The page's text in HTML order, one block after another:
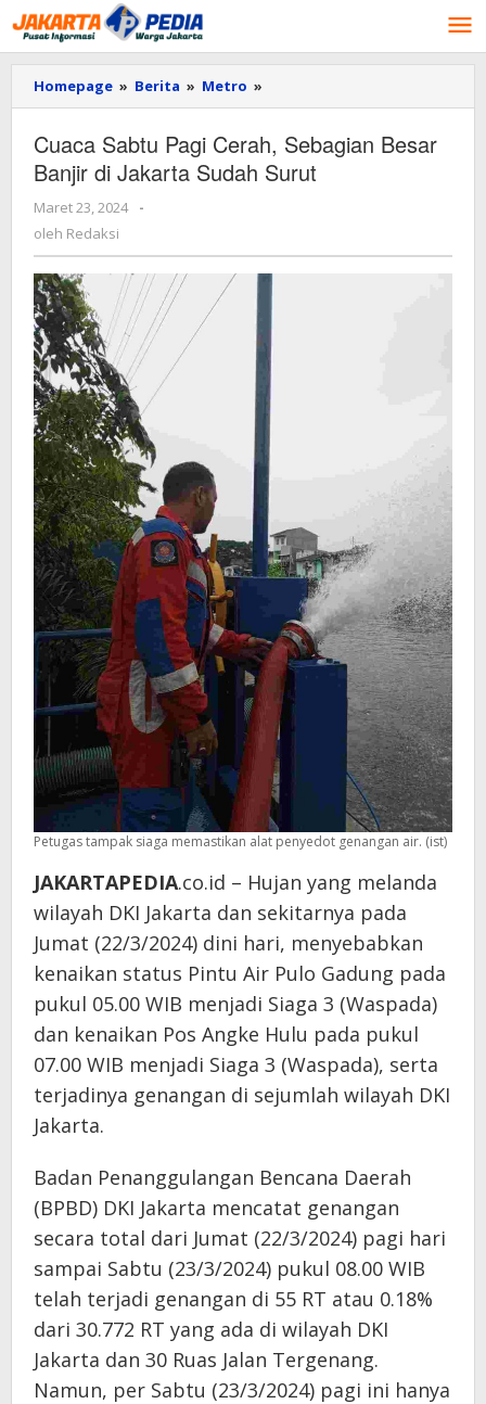
Lewati
ke
konten
Homepage » Berita » Metro »
Sabtu
Cerah,
Sebagian
Jakarta
Sudah
Surut
Cuaca Sabtu Pagi Cerah, Sebagian Besar
Banjir di Jakarta Sudah Surut
Maret 23, 2024
oleh
-
oleh Redaksi
Petugas tampak siaga memastikan alat penyedot genangan air. (ist)
JAKARTAPEDIA.co.id – Hujan yang melanda
wilayah DKI Jakarta dan sekitarnya pada
Jumat (22/3/2024) dini hari, menyebabkan
kenaikan status Pintu Air Pulo Gadung pada
pukul 05.00 WIB menjadi Siaga 3 (Waspada)
dan kenaikan Pos Angke Hulu pada pukul
07.00 WIB menjadi Siaga 3 (Waspada), serta
terjadinya genangan di sejumlah wilayah DKI
Jakarta.
Badan Penanggulangan Bencana Daerah
(BPBD) DKI Jakarta mencatat genangan
secara total dari Jumat (22/3/2024) pagi hari
sampai Sabtu (23/3/2024) pukul 08.00 WIB
telah terjadi genangan di 55 RT atau 0.18%
dari 30.772 RT yang ada di wilayah DKI
Jakarta dan 30 Ruas Jalan Tergenang.
Namun, per Sabtu (23/3/2024) pagi ini hanya